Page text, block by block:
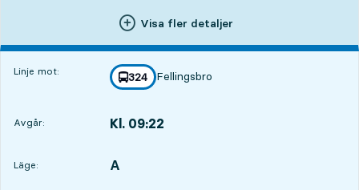
Visa fler detaljer
Linje mot: linje
324
mot
Fellingsbro
,
Avgår: Kl. 09:22
Läge:
LÄGE, A
,